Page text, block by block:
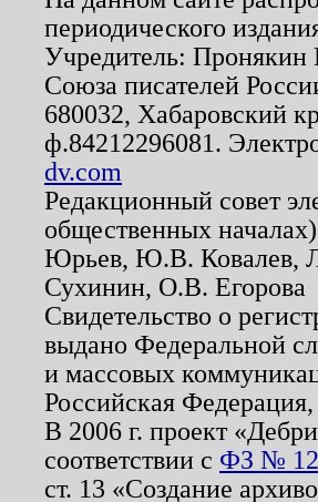
периодического
Учредитель:
Союза писателей
680032, Хабаровский
ф.84212296081.
dv.com
Редакционный совет
общественных
Юрьев, Ю.В. Ковалев,
Сухинин, О.В. Егорова
Свидетельство о
выдано Федеральной
и массовых
Российская
В 2006 г. проект
соответствии с ФЗ №
ст. 13 «Создание